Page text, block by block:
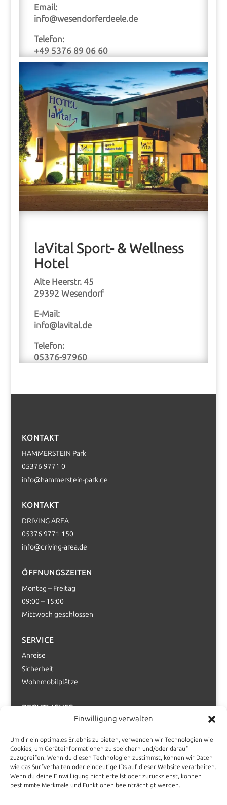
Einwilligung verwalten
Um dir ein optimales Erlebnis zu bieten, verwenden wir Technologien wie
Cookies, um Geräteinformationen zu speichern und/oder darauf
zuzugreifen. Wenn du diesen Technologien zustimmst, können wir Daten
wie das Surfverhalten oder eindeutige IDs auf dieser Website verarbeiten.
Wenn du deine Einwillligung nicht erteilst oder zurückziehst, können
bestimmte Merkmale und Funktionen beeinträchtigt werden.
Email:
info@wesendorferdeele.de
Telefon:
+49 5376 89 06 60
laVital Sport- & Wellness
Hotel
Alte Heerstr. 45
29392 Wesendorf
E-Mail:
info@lavital.de
Telefon:
05376-97960
KONTAKT
HAMMERSTEIN Park
05376 9771 0
info@hammerstein-park.de
KONTAKT
DRIVING AREA
05376 9771 150
info@driving-area.de
ÖFFNUNGSZEITEN
Montag – Freitag
09:00 – 15:00
Mittwoch geschlossen
SERVICE
Anreise
Sicherheit
Wohnmobilplätze
RECHTLICHES
Datenschutz
AGB Trainings
AGB Touren / Reisen
MEDIENPORTAL